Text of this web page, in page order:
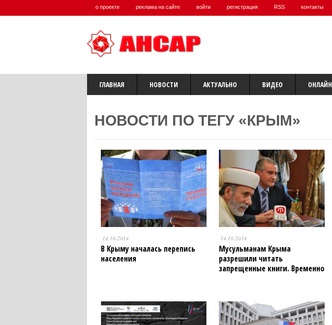
о проекте реклама на сайте войти регистрация RSS контакты
ГЛАВНАЯ НОВОСТИ АКТУАЛЬНО ВИДЕО ОНЛАЙН
НОВОСТИ ПО ТЕГУ «КРЫМ»
14.10.2014
В Крыму началась перепись
населения
14.10.2014
Мусульманам Крыма
разрешили читать
запрещенные книги. Временно